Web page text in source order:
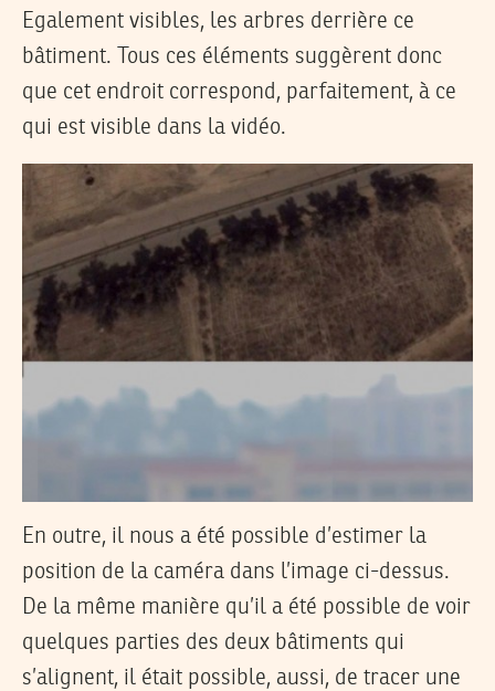
Egalement visibles, les arbres derrière ce
bâtiment. Tous ces éléments suggèrent donc
que cet endroit correspond, parfaitement, à ce
qui est visible dans la vidéo.
En outre, il nous a été possible d’estimer la
position de la caméra dans l’image ci-dessus.
De la même manière qu’il a été possible de voir
quelques parties des deux bâtiments qui
s’alignent, il était possible, aussi, de tracer une